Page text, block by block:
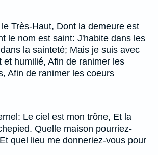
Très-Haut, Dont la demeure est
le nom est saint: J'habite dans les
la sainteté; Mais je suis avec
et humilié, Afin de ranimer les
Afin de ranimer les coeurs
Le ciel est mon trône, Et la
Quelle maison pourriez-
quel lieu me donneriez-vous pour